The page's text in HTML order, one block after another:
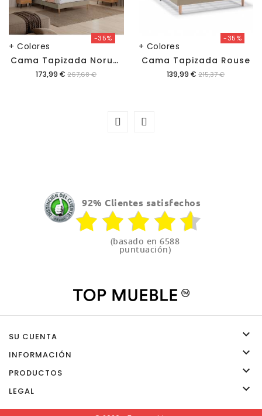
+ Colores
-35%
C
Ama Tapizada Noruega
Precio
173,99 € 267,68 €
+ Colores
-35%
Cama Tapizada Rouse
Precio
139,99 € 215,37 €
92% Clientes satisfechos
(basado en 6588
puntuación)
SU CUENTA 
INFORMACIÓN 
PRODUCTOS 
LEGAL 